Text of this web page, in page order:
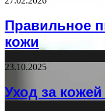
Правильное
кожи
23.10.2025
Уход за